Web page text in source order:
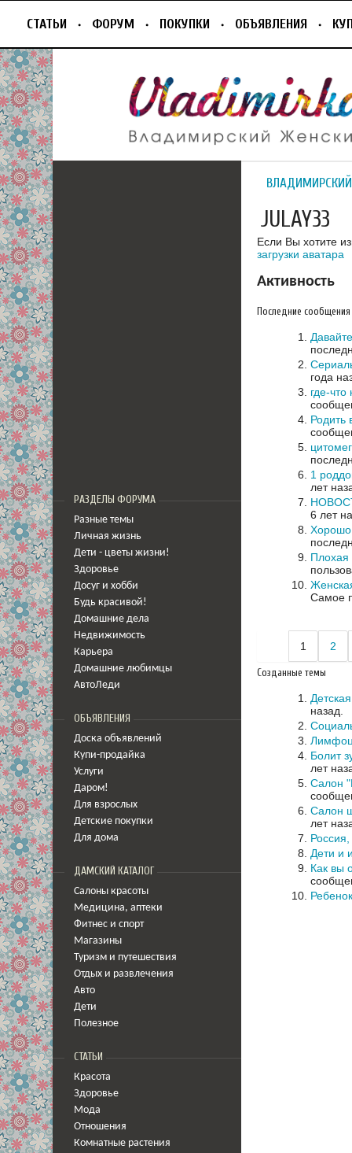
СТАТЬИ ФОРУМ ПОКУПКИ ОБЪЯВЛЕНИЯ
РАЗДЕЛЫ ФОРУМА
Разные темы
Личная жизнь
Дети - цветы жизни!
Здоровье
Досуг и хобби
Будь красивой!
Домашние дела
Недвижимость
Карьера
Домашние любимцы
АвтоЛеди
ОБЪЯВЛЕНИЯ
Доска объявлений
Купи-продайка
Услуги
Даром!
Для взрослых
Детские покупки
Для дома
ДАМСКИЙ КАТАЛОГ
Салоны красоты
Медицина, аптеки
Фитнес и спорт
Магазины
Туризм и путешествия
Отдых и развлечения
Авто
Дети
Полезное
СТАТЬИ
Красота
Здоровье
Мода
Отношения
Комнатные растения
JULAY33
Если Вы хотите
загрузки аватара
Активность
Последние сообщения
года
где-что
Родить
1
лет
6 лет
Хорошо
Плохая
Самое
1 2
Созданные темы
назад.
Болит
лет
Салон
Салон
лет
Дети и
Как вы